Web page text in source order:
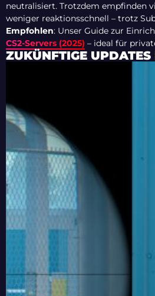
neutralisiert. Trotzdem empfinden
weniger reaktionsschnell – trotz
Empfohlen: Unser Guide zur
CS2-Servers (2025) – ideal für
ZUKÜNFTIGE UPDATES